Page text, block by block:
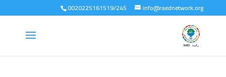
0020225161519/245 info@raednetwork.org